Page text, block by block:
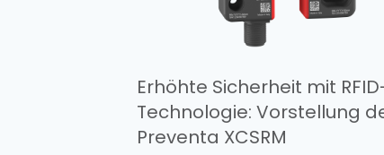
Erhöhte Sicherheit mit
Technologie: Vorstellung
Preventa XCSRM